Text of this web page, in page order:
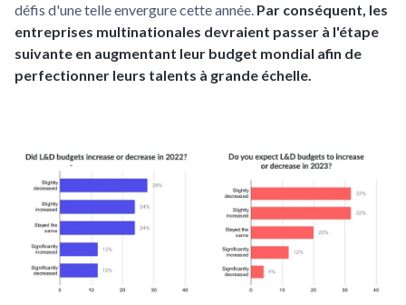
défis d'une telle envergure cette année. Par conséquent, les
entreprises multinationales devraient passer à l'étape
suivante en augmentant leur budget mondial afin de
perfectionner leurs talents à grande échelle.